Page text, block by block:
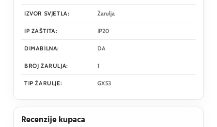
IZVOR SVJETLA: Žarulja
IP ZAŠTITA: IP20
DIMABILNA: DA
BROJ ŽARULJA: 1
TIP ŽARULJE: GX53
Recenzije kupaca